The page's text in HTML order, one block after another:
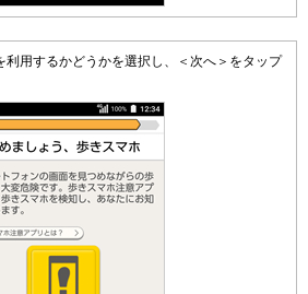
利用するかどうかを選択し、＜次へ＞をタップ